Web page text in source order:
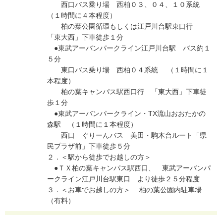
西口バス乗り場 西柏０３、０４、１０系統
（１時間に４本程度）
柏の葉公園循環もしくは江戸川台駅東口行
「東大西」下車徒歩１分
●東武アーバンパークライン江戸川台駅 バス約１
５分
東口バス乗り場 西柏０４系統 （１時間に１
本程度）
柏の葉キャンパス駅西口行 「東大西」下車徒
歩１分
●東武アーバンパークライン・TX流山おおたかの
森駅 （１時間に１本程度）
西口 ぐりーんバス 美田・駒木台ルート「県
民プラザ前」下車徒歩５分
２．＜駅から徒歩でお越しの方＞
●ＴＸ柏の葉キャンパス駅西口、 東武アーバンパ
ークライン江戸川台駅東口 より徒歩２５分程度
３．＜お車でお越しの方＞ 柏の葉公園内駐車場
（有料）